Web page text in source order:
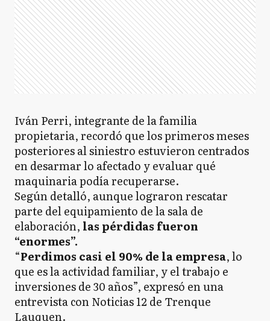
Iván Perri, integrante de la familia
propietaria, recordó que los primeros meses
posteriores al siniestro estuvieron centrados
en desarmar lo afectado y evaluar qué
maquinaria podía recuperarse.
Según detalló, aunque lograron rescatar
parte del equipamiento de la sala de
elaboración, las pérdidas fueron
“enormes”.
“Perdimos casi el 90% de la empresa, lo
que es la actividad familiar, y el trabajo e
inversiones de 30 años”, expresó en una
entrevista con Noticias 12 de Trenque
Lauquen.